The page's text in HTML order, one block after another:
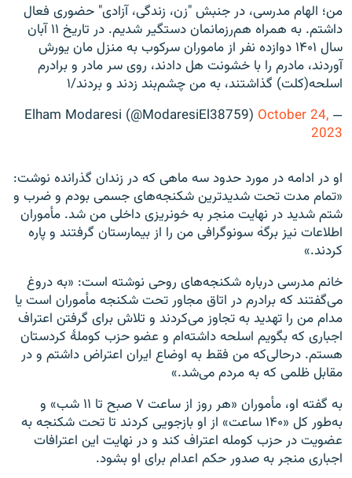
من؛ الهام مدرسی، در جنبش "زن، زندگی، آزادی" حضوری فعال
داشتم. به همراه هم‌رزمانمان دستگیر شدیم. در تاریخ ۱۱ آبان
سال ۱۴۰۱ دوازده نفر از ماموران سرکوب به منزل مان یورش
آوردند، مادرم را با خشونت هل دادند، روی سر مادر و برادرم
اسلحه(کلت) گذاشتند، به من چشم‌بند زدند و بردند/۱
— Elham Modaresi (@ModaresiEl38759)
October 24,
2023
او در ادامه در مورد حدود سه ماهی که در زندان گذرانده نوشت:
«تمام مدت تحت شدیدترین شکنجه‌های جسمی بودم و ضرب و
شتم شدید در نهایت منجر به خونریزی داخلی من شد. مأموران
اطلاعات نیز برگهٰ سونوگرافی من را از بیمارستان گرفتند و پاره
کردند.»
خانم مدرسی درباره شکنجه‌های روحی نوشته است: «به دروغ
می‌گفتند که برادرم در اتاق مجاور تحت شکنجه مأموران است یا
مدام من را تهدید به تجاوز می‌کردند و تلاش برای گرفتن اعتراف
اجباری که بگویم اسلحه داشته‌ام و عضو حزب کوملهٔ کردستان
هستم. درحالی‌که من فقط به اوضاع ایران اعتراض داشتم و در
مقابل ظلمی که به مردم می‌شد.»
به گفته او، مأموران «هر روز از ساعت ۷ صبح تا ۱۱ شب» و
به‌طور کل «۱۴۰ ساعت» از او بازجویی کردند تا تحت شکنجه به
عضویت در حزب کومله اعتراف کند و در نهایت این اعترافات
اجباری منجر به صدور حکم اعدام برای او بشود.